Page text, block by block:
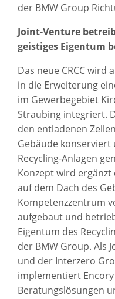
der BMW Group
Joint-Venture
geistiges Eigentum
Das neue CRCC wird
in die Erweiterung
im Gewerbegebiet
Straubing integriert.
den entladenen
Gebäude
Recycling-Anlagen
Konzept wird
auf dem Dach des
Kompetenzzentrum
aufgebaut und
Eigentum des
der BMW Group. Als
und der Interzero
implementiert
Beratungslösungen